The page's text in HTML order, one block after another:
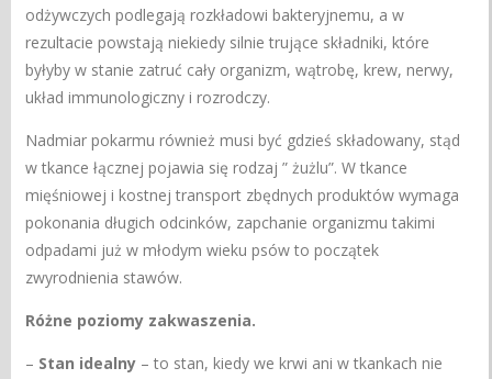
odżywczych podlegają rozkładowi bakteryjnemu, a w
rezultacie powstają niekiedy silnie trujące składniki, które
byłyby w stanie zatruć cały organizm, wątrobę, krew, nerwy,
układ immunologiczny i rozrodczy.
Nadmiar pokarmu również musi być gdzieś składowany, stąd
w tkance łącznej pojawia się rodzaj ” żużlu”. W tkance
mięśniowej i kostnej transport zbędnych produktów wymaga
pokonania długich odcinków, zapchanie organizmu takimi
odpadami już w młodym wieku psów to początek
zwyrodnienia stawów.
Różne poziomy zakwaszenia.
– Stan idealny – to stan, kiedy we krwi ani w tkankach nie